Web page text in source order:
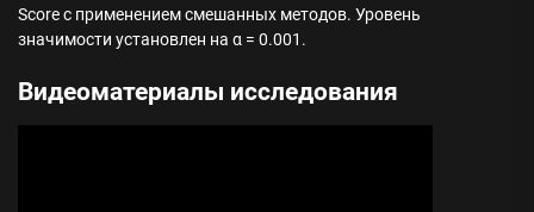
Score с применением смешанных методов. Уровень
значимости установлен на α = 0.001.
Видеоматериалы исследования